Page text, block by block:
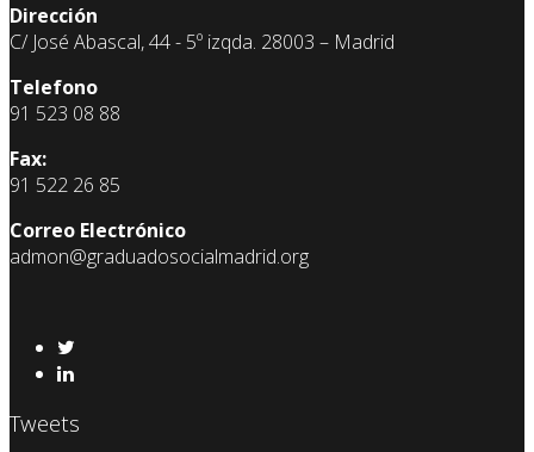
Dirección
C/ José Abascal, 44 - 5º izqda. 28003 – Madrid
Telefono
91 523 08 88
Fax:
91 522 26 85
Correo Electrónico
admon@graduadosocialmadrid.org
Tweets